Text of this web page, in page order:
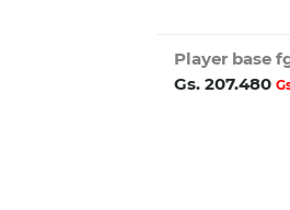
Player base
Gs. 207.480